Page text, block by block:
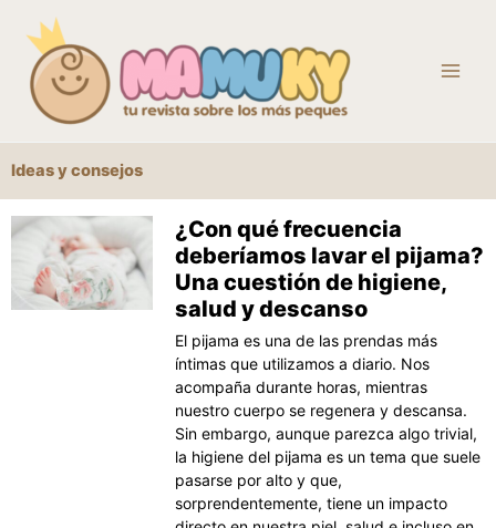
contenido
Ideas y consejos
¿Con qué frecuencia
deberíamos lavar el pijama?
Una cuestión de higiene,
salud y descanso
El pijama es una de las prendas más
íntimas que utilizamos a diario. Nos
acompaña durante horas, mientras
nuestro cuerpo se regenera y descansa.
Sin embargo, aunque parezca algo trivial,
la higiene del pijama es un tema que suele
pasarse por alto y que,
sorprendentemente, tiene un impacto
Página
PáginaPáginaPáginaPágina